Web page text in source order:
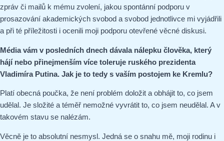
zpráv či mailů k mému zvolení, jakou spontánní podporu v
prosazování akademických svobod a svobod jednotlivce mi vyjádřili
a při té příležitosti i ocenili moji podporu otevřené věcné diskusi.
Média vám v posledních dnech dávala nálepku člověka, který
hájí nebo přinejmenším více toleruje ruského prezidenta
Vladimíra Putina. Jak je to tedy s vaším postojem ke Kremlu?
Platí obecná poučka, že není problém doložit a obhájit to, co jsem
udělal. Je složité a téměř nemožné vyvrátit to, co jsem neudělal. A v
takovém stavu se nalézám.
Věcně je to absolutní nesmysl. Jedná se o snahu mě, moji rodinu i